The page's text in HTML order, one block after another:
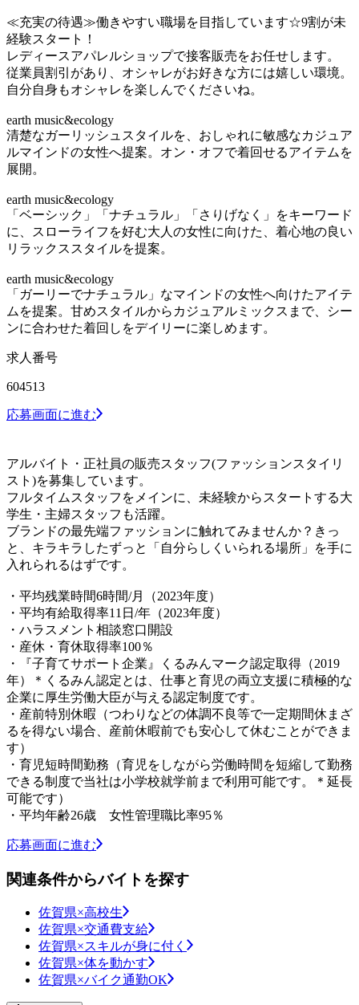
≪充実の待遇≫働きやすい職場を目指しています☆9割が未
経験スタート！
レディースアパレルショップで接客販売をお任せします。
従業員割引があり、オシャレがお好きな方には嬉しい環境。
自分自身もオシャレを楽しんでくださいね。
earth music&ecology
清楚なガーリッシュスタイルを、おしゃれに敏感なカジュア
ルマインドの女性へ提案。オン・オフで着回せるアイテムを
展開。
earth music&ecology
「ベーシック」「ナチュラル」「さりげなく」をキーワード
に、スローライフを好む大人の女性に向けた、着心地の良い
リラックススタイルを提案。
earth music&ecology
「ガーリーでナチュラル」なマインドの女性へ向けたアイテ
ムを提案。甘めスタイルからカジュアルミックスまで、シー
ンに合わせた着回しをデイリーに楽しめます。
求人番号
604513
応募画面に進む
アルバイト・正社員の販売スタッフ(ファッションスタイリ
スト)を募集しています。
フルタイムスタッフをメインに、未経験からスタートする大
学生・主婦スタッフも活躍。
ブランドの最先端ファッションに触れてみませんか？きっ
と、キラキラしたずっと「自分らしくいられる場所」を手に
入れられるはずです。
・平均残業時間6時間/月（2023年度）
・平均有給取得率11日/年（2023年度）
・ハラスメント相談窓口開設
・産休・育休取得率100％
・『子育てサポート企業』くるみんマーク認定取得（2019
年）＊くるみん認定とは、仕事と育児の両立支援に積極的な
企業に厚生労働大臣が与える認定制度です。
・産前特別休暇（つわりなどの体調不良等で一定期間休まざ
るを得ない場合、産前休暇前でも安心して休むことができま
す）
・育児短時間勤務（育児をしながら労働時間を短縮して勤務
できる制度で当社は小学校就学前まで利用可能です。＊延長
可能です）
・平均年齢26歳 女性管理職比率95％
応募画面に進む
関連条件からバイトを探す
佐賀県×高校生
佐賀県×交通費支給
佐賀県×スキルが身に付く
佐賀県×体を動かす
佐賀県×バイク通勤OK